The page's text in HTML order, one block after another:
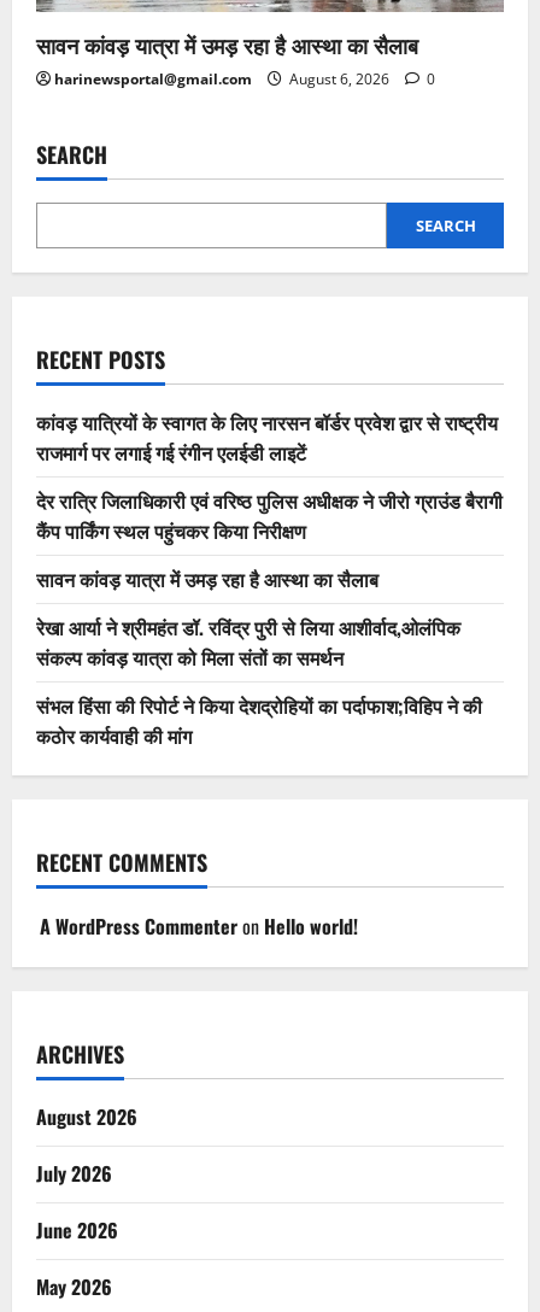
सावन कांवड़ यात्रा में उमड़ रहा है आस्था का सैलाब
harinewsportal@gmail.com August 6, 2026 0
SEARCH
SEARCH
RECENT POSTS
कांवड़ यात्रियों के स्वागत के लिए नारसन बॉर्डर प्रवेश द्वार से राष्ट्रीय
राजमार्ग पर लगाई गई रंगीन एलईडी लाइटें
देर रात्रि जिलाधिकारी एवं वरिष्ठ पुलिस अधीक्षक ने जीरो ग्राउंड बैरागी
कैंप पार्किंग स्थल पहुंचकर किया निरीक्षण
सावन कांवड़ यात्रा में उमड़ रहा है आस्था का सैलाब
रेखा आर्या ने श्रीमहंत डॉ. रविंद्र पुरी से लिया आशीर्वाद,ओलंपिक
संकल्प कांवड़ यात्रा को मिला संतों का समर्थन
संभल हिंसा की रिपोर्ट ने किया देशद्रोहियों का पर्दाफाश;विहिप ने की
कठोर कार्यवाही की मांग
RECENT COMMENTS
A WordPress Commenteron Hello world!
ARCHIVES
August 2026
July 2026
June 2026
May 2026